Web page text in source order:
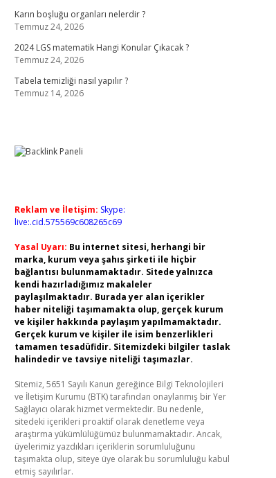
Karın boşluğu organları nelerdir ?
Temmuz 24, 2026
2024 LGS matematik Hangi Konular Çıkacak ?
Temmuz 24, 2026
Tabela temizliği nasıl yapılır ?
Temmuz 14, 2026
Reklam ve İletişim: Skype:
live:.cid.575569c608265c69
Yasal Uyarı: Bu internet sitesi, herhangi bir
marka, kurum veya şahıs şirketi ile hiçbir
bağlantısı bulunmamaktadır. Sitede yalnızca
kendi hazırladığımız makaleler
paylaşılmaktadır. Burada yer alan içerikler
haber niteliği taşımamakta olup, gerçek kurum
ve kişiler hakkında paylaşım yapılmamaktadır.
Gerçek kurum ve kişiler ile isim benzerlikleri
tamamen tesadüfidir. Sitemizdeki bilgiler taslak
halindedir ve tavsiye niteliği taşımazlar.
Sitemiz, 5651 Sayılı Kanun gereğince Bilgi Teknolojileri
ve İletişim Kurumu (BTK) tarafından onaylanmış bir Yer
Sağlayıcı olarak hizmet vermektedir. Bu nedenle,
sitedeki içerikleri proaktif olarak denetleme veya
araştırma yükümlülüğümüz bulunmamaktadır. Ancak,
üyelerimiz yazdıkları içeriklerin sorumluluğunu
taşımakta olup, siteye üye olarak bu sorumluluğu kabul
etmiş sayılırlar.